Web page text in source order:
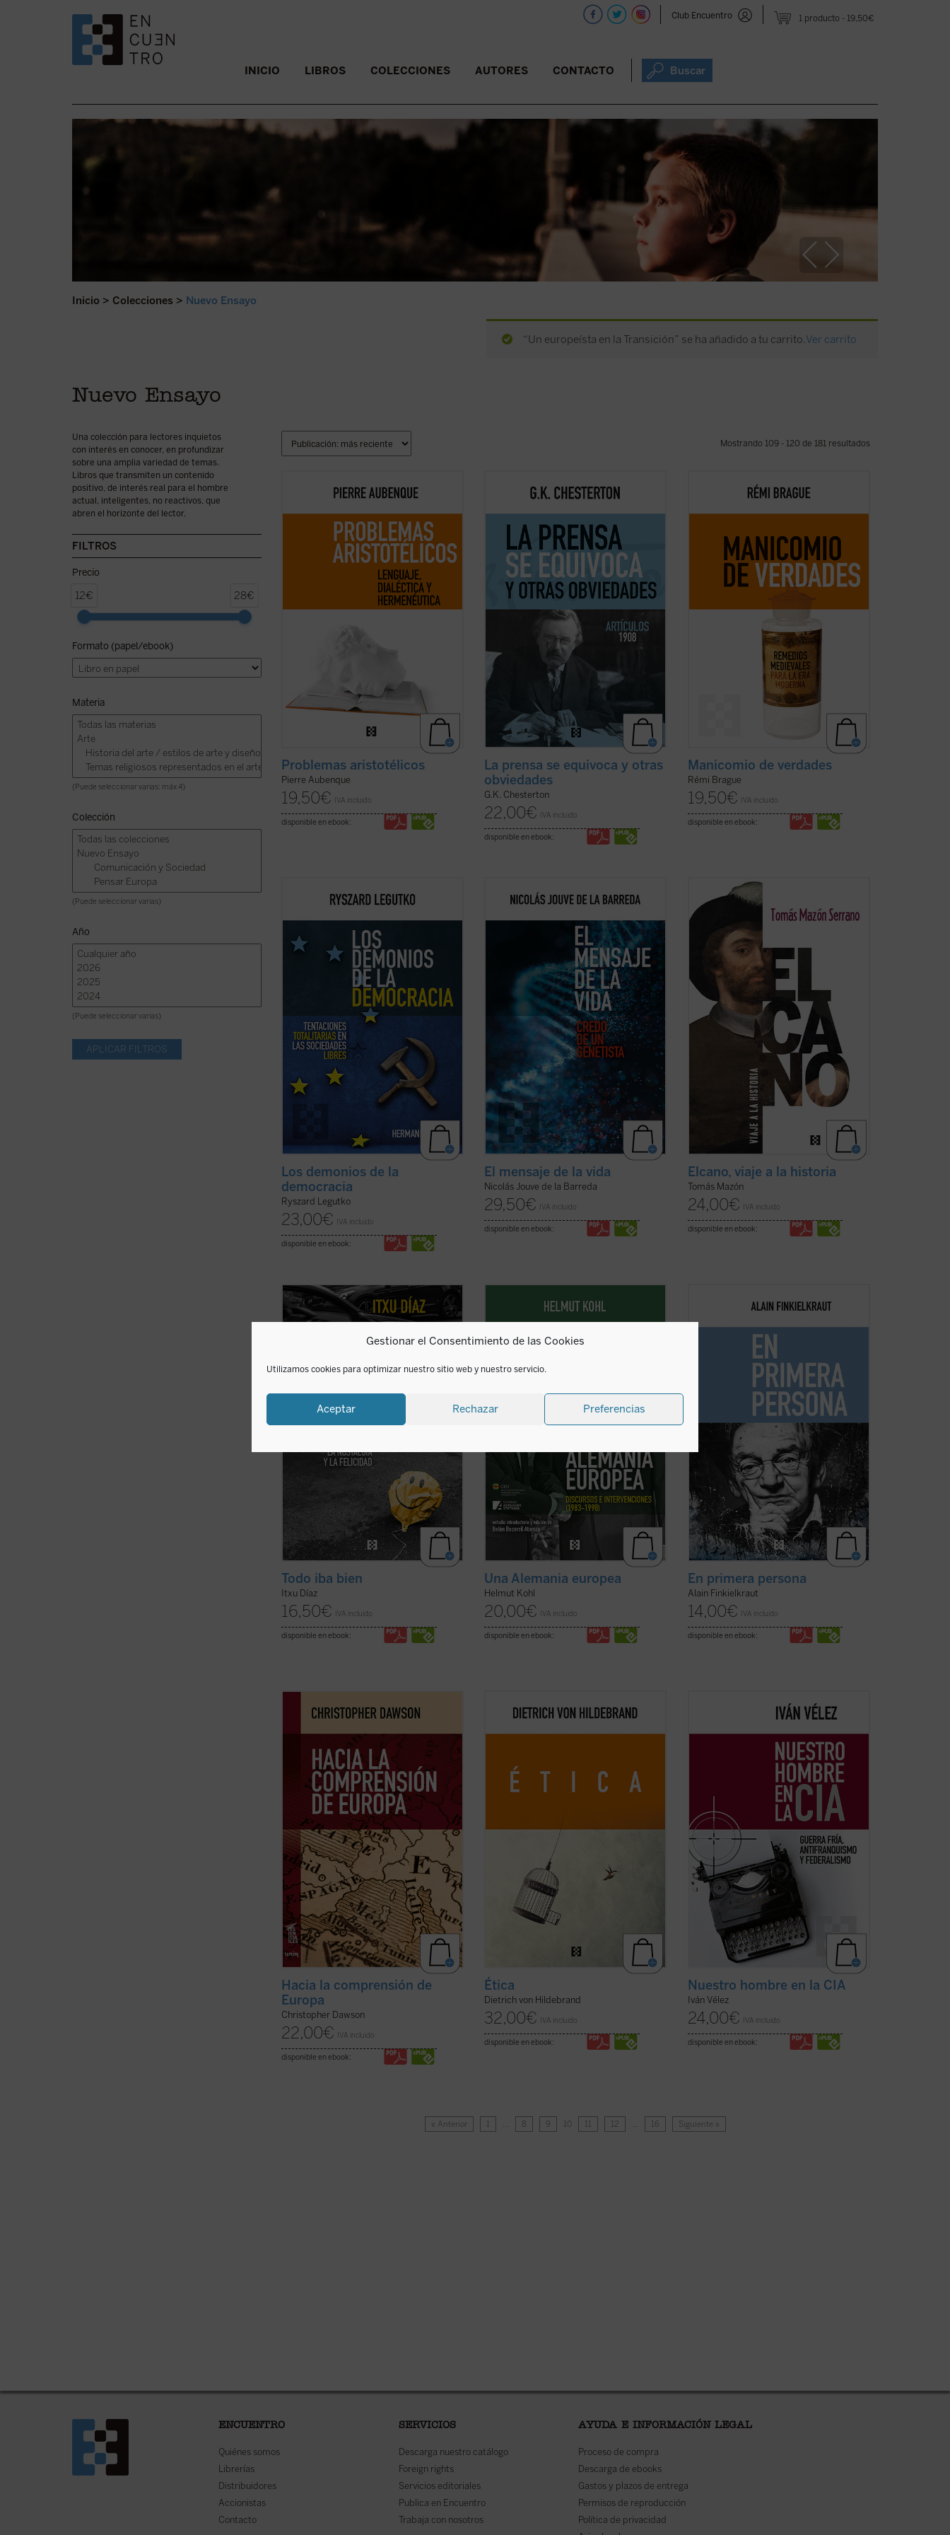
Gestionar el Consentimiento de las Cookies
Utilizamos cookies para optimizar nuestro sitio web y nuestro servicio.
Aceptar Rechazar Preferencias
1 producto 19,50€
Club Encuentro
SALTAR AL CONTENIDO. INICIO LIBROS COLECCIONES AUTORES CONTACTO Buscar
Inicio > Colecciones > Nuevo Ensayo
“Un europeísta en la Transición” se ha añadido a tu carrito. Ver carrito
Nuevo Ensayo
Una colección para lectores inquietos
con interés en conocer, en profundizar
sobre una amplia variedad de temas.
Libros que transmiten un contenido
positivo, de interés real para el hombre
actual, inteligentes, no reactivos, que
abren el horizonte del lector.
FILTROS
Precio
12€ 28€
Formato (papel/ebook)
Materia
(Puede seleccionar varias: máx 4)
Colección
(Puede seleccionar varias)
Año
(Puede seleccionar varias)
Mostrando 109 - 120 de 181 resultados
El apasionante recorrido en el que nos
búsqueda por aquellas sendas que,
habiendo sido sucesivamente
emprendidas y descartadas en nuestra
tradición, permiten reconocer —tal vez
Problemas aristotélicos
Pierre Aubenque
19,50€ IVA incluido
disponible en ebook:
Este volumen, realizado en colaboración
San Pablo CEU, es el tercero de esta
serie que pone a la disposición del lector,
con el humor, la brevedad y la
inteligencia chestertonianas, los artículos
de un ... (ver ficha)
La prensa se equivoca y otras
obviedades
G.K. Chesterton
22,00€ IVA incluido
disponible en ebook:
Brague se remite a nuestros
medieval para presentar un argumento
civilizaciones son bienes que vale la pena
promover y preservar ante la crisis
moderna. «¿Qué pasa con ... (ver ficha)
Manicomio de verdades
Rémi Brague
19,50€ IVA incluido
disponible en ebook:
Este libro aborda las similitudes
democracia liberal. Su autor, Ryszard
Legutko, quien vivió y sufrió el
comunismo en su Polonia natal, cuenta
cómo se han alcanzado destacadas
semejanzas entre la democracia ...
Los demonios de la
democracia
Ryszard Legutko
23,00€ IVA incluido
disponible en ebook:
Nicolás Jouve describe los últimos
relación al inicio y el desarrollo de la vida
humana y analiza, desde la perspectiva
de una bioética personalista, las acciones
que se han desarrollado en los campos
(ver ficha)
El mensaje de la vida
Nicolás Jouve de la Barreda
29,50€ IVA incluido
disponible en ebook:
Elcano, viaje a la historia
Mazón acerca al lector, profano o
experto, las voces de Elcano y los suyos,
que nos llegan a través de crónicas,
relaciones y otros legajos escritos hace
quinientos años, para contar una travesía
(ver ficha)
Elcano, viaje a la historia
Tomás Mazón
24,00€ IVA incluido
disponible en ebook:
En este ensayo de «anti-autoayuda», el
periodista y humorista Itxu Díaz
ni la obligación ni el derecho a ser felices,
Madrid». A su vez, nos incita a
Todo iba bien
Itxu Díaz
16,50€ IVA incluido
disponible en ebook:
Este libro recoge algunas de las
«Canciller de la Unidad», como el debate
norteamericanos en suelo alemán, sus
Una Alemania europea
Helmut Kohl
20,00€ IVA incluido
disponible en ebook:
«No he optado, en el momento de rendir
fortaleza inexpugnable de la
autobiografía. Pongo las cartas sobre la
mesa, digo desde dónde hablo (...) Con
todo, como escribió Kierkegaard, 'pensar
es una cosa, existir ...
(ver ficha)
En primera persona
Alain Finkielkraut
14,00€ IVA incluido
disponible en ebook:
En tiempos de fuertes rechazos y dudas
más aún, de afirmación generalizada de
la decadencia de Occidente,
comprensión de Europaresulta un texto
tan iluminador como cuando se publicó
por ... (ver ficha)
Hacia la comprensión de
Europa
Christopher Dawson
22,00€ IVA incluido
disponible en ebook:
Este libro es ya un clásico de la filosofía
profundidad de sus tesis, deslumbrante
experiencia cotidiana, una descripción
global de ...
Ética
Dietrich von Hildebrand
32,00€ IVA incluido
disponible en ebook:
Iván Vélez presenta en este minucioso
investigadora, la génesis, el desarrollo y
los principales protagonistas del comité
español del Congreso por la Libertad de
la Cultura y sus iniciativas, así como sus
Nuestro hombre en la CIA
Iván Vélez
24,00€ IVA incluido
disponible en ebook:
« Anterior 1 8 9 10 11 12 16 Siguiente »
ENCUENTRO
Quiénes somos
Librerías
Distribuidores
Accionistas
Contacto
SERVICIOS
Descarga nuestro catálogo
Foreign rights
Servicios editoriales
Publica en Encuentro
Trabaja con nosotros
AYUDA E INFORMACIÓN LEGAL
Proceso de compra
Descarga de ebooks
Gastos y plazos de entrega
Permisos de reproducción
Política de privacidad